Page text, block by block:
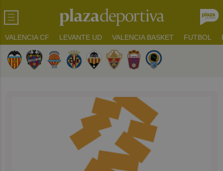
VALENCIA CF LEVANTE UD VALENCIA BASKET FUTBOL